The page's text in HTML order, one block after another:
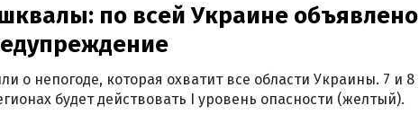
по всей Украине объявлено
о непогоде, которая охватит все области Украины. 7 и 8
будет действовать I уровень опасности (желтый).